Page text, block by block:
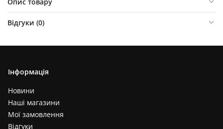
Відгуки (0)
Інформація
Новини
Наші магазини
Мої замовлення
Відгуки